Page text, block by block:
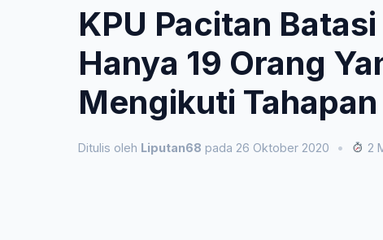
KPU Pacitan
Hanya 19 Orang
Mengikuti
Ditulis oleh Liputan68 pada 26 Oktober 2020 • 2